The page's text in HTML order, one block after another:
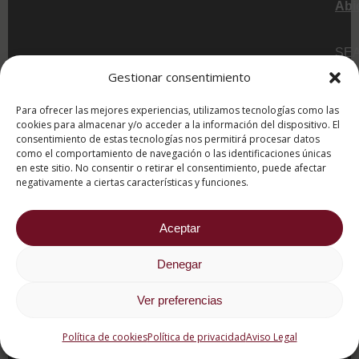
Gestionar consentimiento
Para ofrecer las mejores experiencias, utilizamos tecnologías como las
cookies para almacenar y/o acceder a la información del dispositivo. El
consentimiento de estas tecnologías nos permitirá procesar datos
como el comportamiento de navegación o las identificaciones únicas
en este sitio. No consentir o retirar el consentimiento, puede afectar
negativamente a ciertas características y funciones.
Aceptar
Denegar
Ver preferencias
Política de cookiesPolítica de privacidadAviso Legal
es
de
San
más